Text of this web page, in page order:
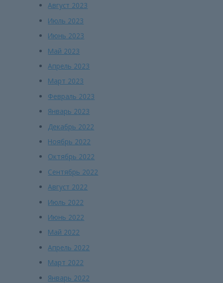
Август 2023
Июль 2023
Июнь 2023
Май 2023
Апрель 2023
Март 2023
Февраль 2023
Январь 2023
Декабрь 2022
Ноябрь 2022
Октябрь 2022
Сентябрь 2022
Август 2022
Июль 2022
Июнь 2022
Май 2022
Апрель 2022
Март 2022
Январь 2022